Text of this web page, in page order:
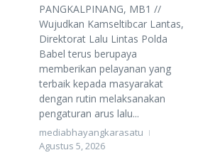
PANGKALPINANG, MB1 //
Wujudkan Kamseltibcar Lantas,
Direktorat Lalu Lintas Polda
Babel terus berupaya
memberikan pelayanan yang
terbaik kepada masyarakat
dengan rutin melaksanakan
pengaturan arus lalu...
mediabhayangkarasatu
Agustus 5, 2026